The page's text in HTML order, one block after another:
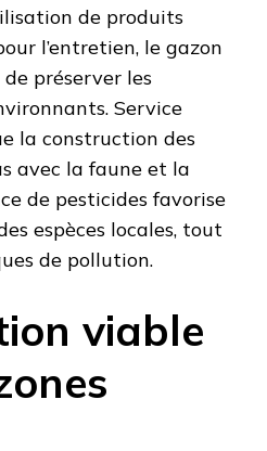
de produits
l’entretien, le gazon
préserver les
Service
la construction des
avec la faune et la
de pesticides favorise
espèces locales, tout
de pollution.
viable